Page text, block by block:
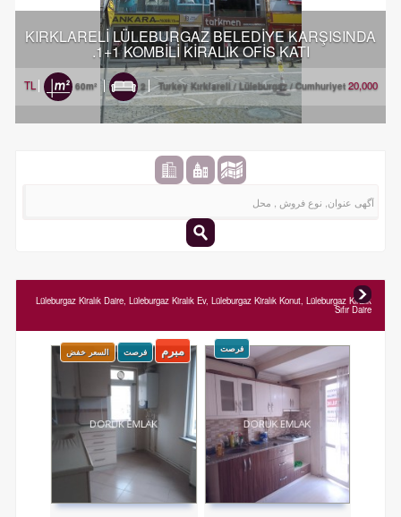
KIRKLARELİ LÜLEBURGAZ BELEDİYE KARŞISINDA
1+1 KOMBİLİ KİRALIK OFİS KATI.
20,000 TL
60m² 2 Turkey Kırklareli / Lüleburgaz/ Cumhuriyet
Lüleburgaz Kiralık Daire, Lüleburgaz Kiralık Ev, Lüleburgaz Kiralık Konut, Lüleburgaz Kiralık
Sıfır Daire
فرصت مبرم فرصت السعر خفض